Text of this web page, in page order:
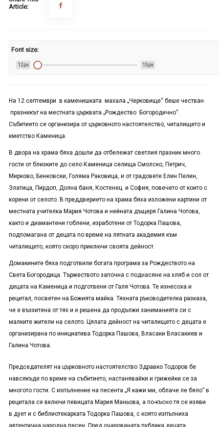
Article:
Font size:
12px 15px
На 12 септември в каменишката махала „Черковище“ беше честван
празникътна местната църквата „Рождество Богородично“.
Събитието се организира от църковното настоятелство, читалищетои
кметство Каменица.
В двора на храма бяха дошли да отбележат светлия празникмного
гости от близките до село Каменица селища Смолско, Петрич,
Мирково, Бенковски, Голяма Раковица, и от градовете Елин Пелин,
Златица, Пирдоп, Долна баня, Костенец и София, повечето от които с
корени от селото. В преддверието на храма бяха изложени картини от
местната учителка Мария Чотова и нейната дъщеря Галина Чотова,
както и диамантени гоблени, изработени от Тодорка Пашова,
подпомагана от децата по време на лятната академия към
читалището, която скоро приключи своята дейност.
Домакините бяха подготвили богата програма за Рождествотона
Света Богородица. Тържеството започна с поднасяне на хляб и сол от
децата на Каменица и подготвени от Галя Чотова. Те изнесоха и
рецитал, посветен на Божията майка. Тяхната ръководителка разказа,
че евъзхитена оттяхи е решена да продължи заниманията си с
малките жители на селото. Цялата дейност на читалището с децата е
организирана по инициатива Тодорка Пашова, Власаки Власакиев и
Галина Чотова.
Председателят на църковното настоятелство Здравко Тодоров бе
навсякъде по време на събитието, настанявайки и грижейки се за
многото гости. С изпълнение на песента „Я кажи ми, облаче ле бяло” в
рецитала се включи певицата Мария Маньова, а по-късно тя се изяви
в дует и с библиотекарката Тодорка Пашова, с която изпълниха